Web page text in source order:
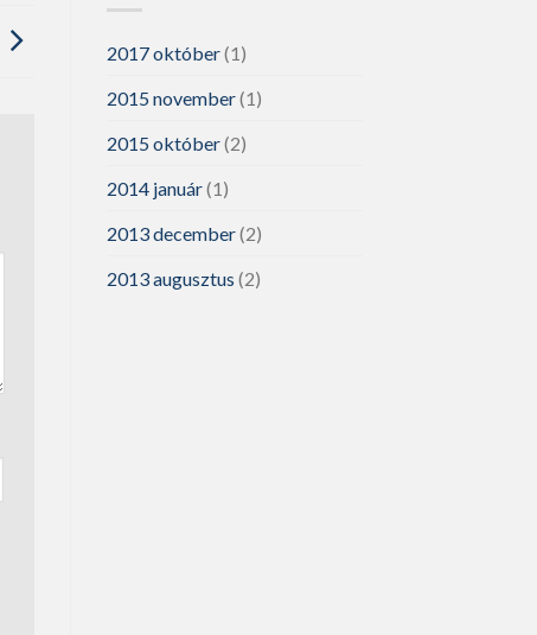
2017 október(1)
2015 november(1)
2015 október(2)
2014 január(1)
2013 december(2)
2013 augusztus (2)